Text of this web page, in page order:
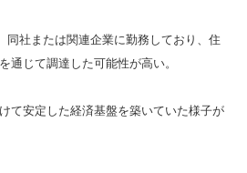
同社または関連企業に勤務しており、住
通じて調達した可能性が高い。
て安定した経済基盤を築いていた様子が